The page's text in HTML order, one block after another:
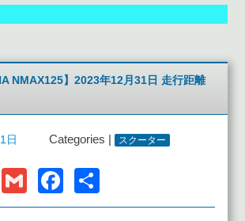
NMAX125】2023年12月31日 走行距離
日 Categories | スクーター
Line GmailFacebook
有